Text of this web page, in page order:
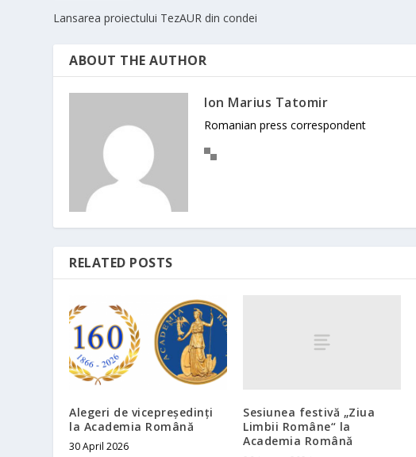
Lansarea proiectului TezAUR din condei
ABOUT THE AUTHOR
Ion Marius Tatomir
Romanian press correspondent
RELATED POSTS
Alegeri de vicepreședinți
la Academia Română
30 April 2026
Sesiunea festivă „Ziua
Limbii Române“ la
Academia Română